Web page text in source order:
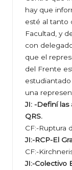
hay que
esté al tanto
Facultad, y
con
que el
del Frente
estudiantado
una
JI: -Definí las
QRS.
CF:-Ruptura
JI:-RCP-El
CF:-
JI:-Colectivo